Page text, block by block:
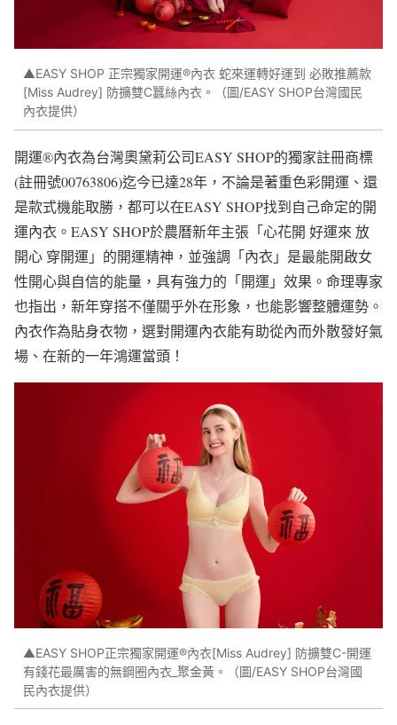
▲EASY SHOP 正宗獨家開運®內衣 蛇來運轉好運到 必敗推薦款
[Miss Audrey] 防擴雙C蠶絲內衣。（圖/EASY SHOP台灣國民
內衣提供）
開運®內衣為台灣奧黛莉公司EASY SHOP的獨家註冊商標
(註冊號00763806)迄今已達28年，不論是著重色彩開運、還
是款式機能取勝，都可以在EASY SHOP找到自己命定的開
運內衣。EASY SHOP於農曆新年主張「心花開 好運來 放
開心 穿開運」的開運精神，並強調「內衣」是最能開啟女
性開心與自信的能量，具有強力的「開運」效果。命理專家
也指出，新年穿搭不僅關乎外在形象，也能影響整體運勢。
內衣作為貼身衣物，選對開運內衣能有助從內而外散發好氣
場、在新的一年鴻運當頭！
▲EASY SHOP正宗獨家開運®內衣[Miss Audrey] 防擴雙C-開運
有錢花最厲害的無鋼圈內衣_聚金黃。（圖/EASY SHOP台灣國
民內衣提供）